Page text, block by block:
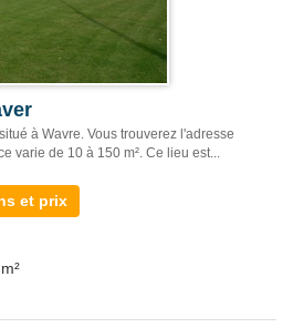
à Wavre. Vous trouverez l'adresse
varie de 10 à 150 m². Ce lieu est...
et prix